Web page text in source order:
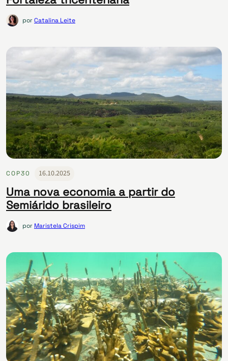
porCatalina Leite
COP30 16.10.2025
Uma nova economia a partir do
Semiárido brasileiro
por Maristela Crispim